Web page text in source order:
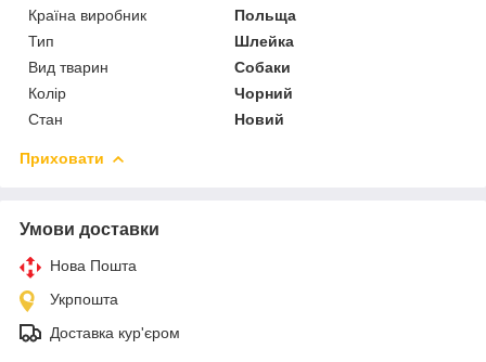
Країна виробник
Польща
Тип
Шлейка
Вид тварин
Собаки
Колір
Чорний
Стан
Новий
Приховати
Умови доставки
Нова Пошта
Укрпошта
Доставка кур'єром